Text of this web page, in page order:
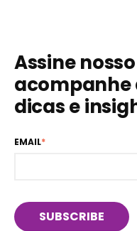
Assine
acompanhe
dicas e
EMAIL*